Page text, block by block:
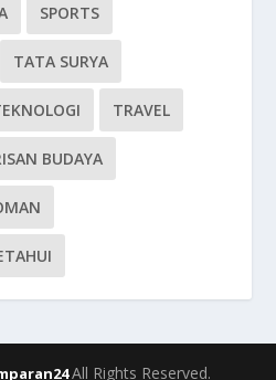
SPORTS
TATA SURYA
TRAVEL
BUDAYA
All Rights Reserved.